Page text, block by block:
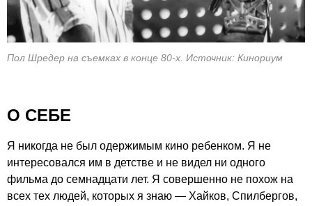
Пол Шредер на съемках в конце 80-х. Источник: Кинориум
О СЕБЕ
Я никогда не был одержимым кино ребенком. Я не
интересовался им в детстве и не видел ни одного
фильма до семнадцати лет. Я совершенно не похож на
всех тех людей, которых я знаю — Хайков, Спилбергов,